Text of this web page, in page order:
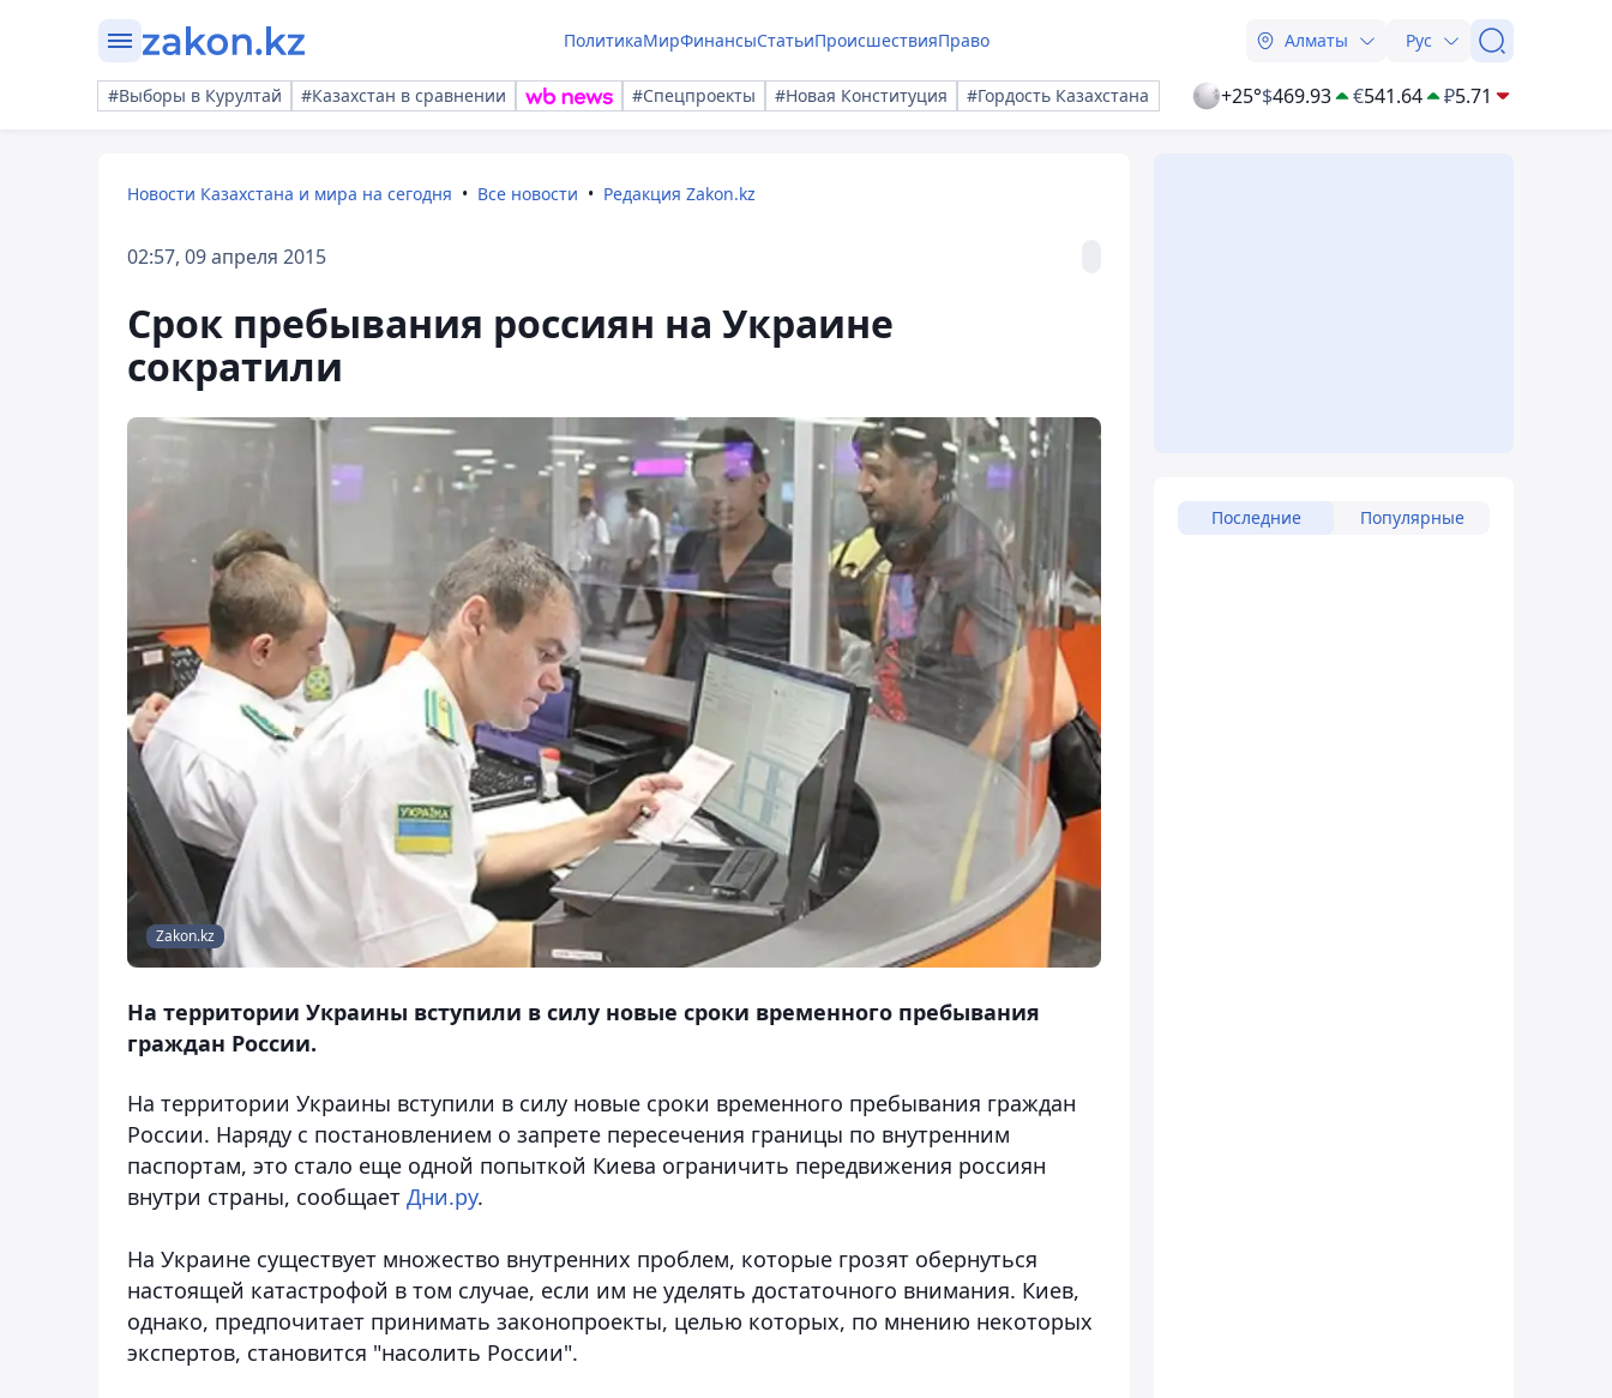
ПолитикаМирФинансыСтатьиПроисшествияПраво Алматы Рус
#Выборы в Курултай #Казахстан в сравнении #Спецпроекты #Новая Конституция #Гордость Казахстана +25°$469.93 €541.64 ₽5.71
Новости Казахстана и мира на сегодня Все новости Редакция Zakon.kz
02:57, 09 апреля 2015
Срок пребывания россиян на Украине
сократили
Zakon.kz
На территории Украины вступили в силу новые сроки временного пребывания
граждан России.
На территории Украины вступили в силу новые сроки временного пребывания граждан
России. Наряду с постановлением о запрете пересечения границы по внутренним
паспортам, это стало еще одной попыткой Киева ограничить передвижения россиян
внутри страны, сообщает Дни.ру.
На Украине существует множество внутренних проблем, которые грозят обернуться
настоящей катастрофой в том случае, если им не уделять достаточного внимания. Киев,
однако, предпочитает принимать законопроекты, целью которых, по мнению некоторых
экспертов, становится "насолить России".
Последние Популярные